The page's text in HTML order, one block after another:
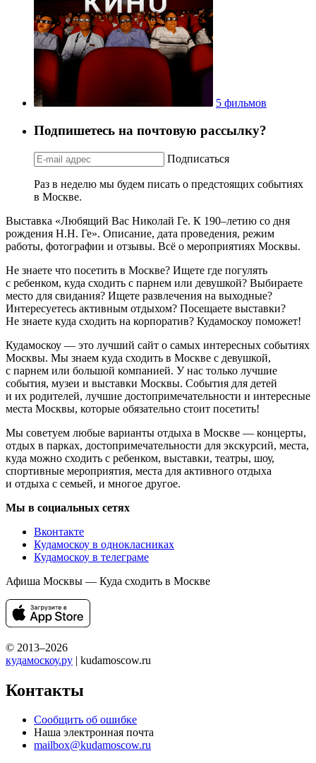
5 фильмов
Подпишетесь на почтовую рассылку?
Подписаться
Раз в неделю мы будем писать о предстоящих событиях
в Москве.
Выставка «Любящий Вас Николай Ге. К 190–летию со дня
рождения Н.Н. Ге». Описание, дата проведения, режим
работы, фотографии и отзывы. Всё о мероприятиях Москвы.
Не знаете что посетить в Москве? Ищете где погулять
с ребенком, куда сходить с парнем или девушкой? Выбираете
место для свидания? Ищете развлечения на выходные?
Интересуетесь активным отдыхом? Посещаете выставки?
Не знаете куда сходить на корпоратив? Кудамоскоу поможет!
Кудамоскоу — это лучший сайт о самых интересных событиях
Москвы. Мы знаем куда сходить в Москве с девушкой,
с парнем или большой компанией. У нас только лучшие
события, музеи и выставки Москвы. События для детей
и их родителей, лучшие достопримечательности и интересные
места Москвы, которые обязательно стоит посетить!
Мы советуем любые варианты отдыха в Москве — концерты,
отдых в парках, достопримечательности для экскурсий, места,
куда можно сходить с ребенком, выставки, театры, шоу,
спортивные мероприятия, места для активного отдыха
и отдыха с семьей, и многое другое.
Мы в социальных сетях
Вконтакте
Кудамоскоу в однокласниках
Кудамоскоу в телеграме
Афиша Москвы — Куда сходить в Москве
© 2013–2026
кудамоскоу.ру | kudamoscow.ru
Контакты
Сообщить об ошибке
Наша электронная почта
mailbox@kudamoscow.ru